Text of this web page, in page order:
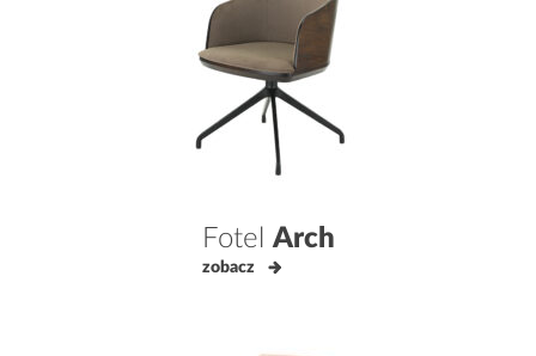
FotelArch
zobacz